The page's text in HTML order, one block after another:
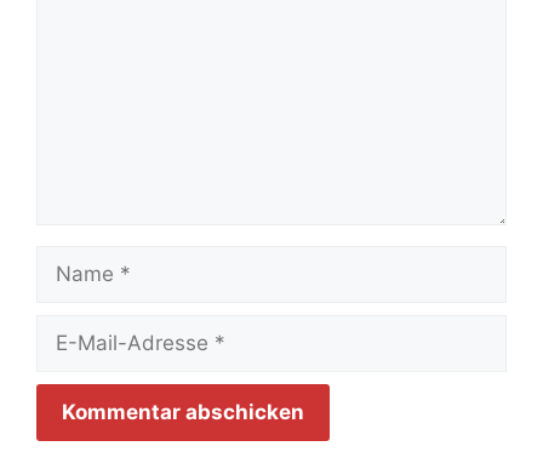
Mail-
Adresse